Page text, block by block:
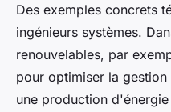
Des exemples concrets
ingénieurs systèmes.
renouvelables, par
pour optimiser la
une production